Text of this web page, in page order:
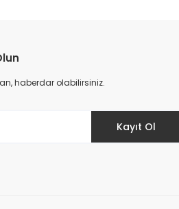
haberdar olabilirsiniz.
Kayıt Ol